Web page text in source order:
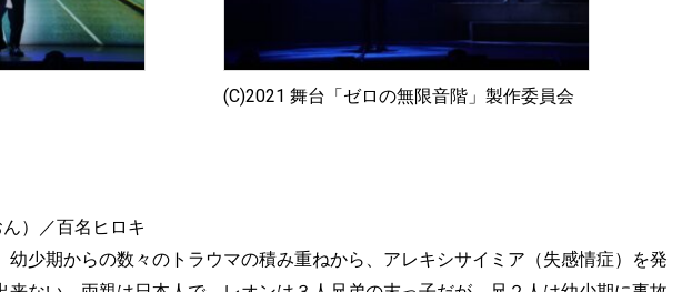
(C)2021 舞台「ゼロの無限音階」製作委員会
）／百名ヒロキ
幼少期からの数々のトラウマの積み重ねから、アレキシサイミア（失感情症）を発